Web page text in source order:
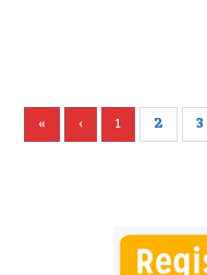
« ‹ 1 2 3